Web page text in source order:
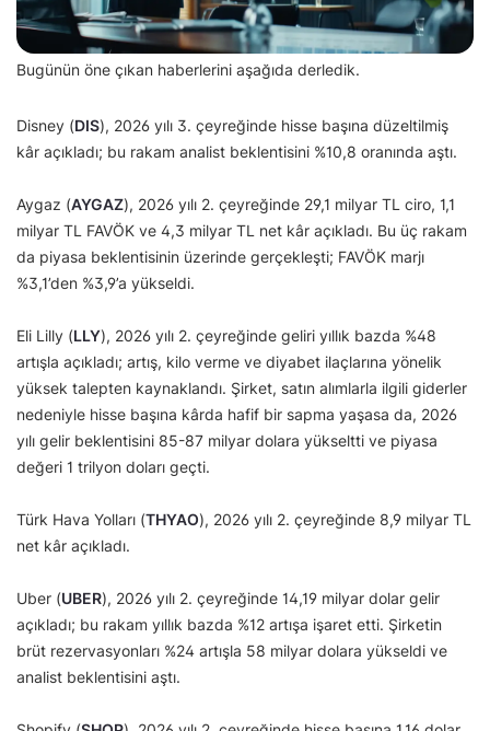
Bugünün öne çıkan haberlerini aşağıda derledik.
Disney (DIS), 2026 yılı 3. çeyreğinde hisse başına düzeltilmiş
kâr açıkladı; bu rakam analist beklentisini %10,8 oranında aştı.
Aygaz (AYGAZ), 2026 yılı 2. çeyreğinde 29,1 milyar TL ciro, 1,1
milyar TL FAVÖK ve 4,3 milyar TL net kâr açıkladı. Bu üç rakam
da piyasa beklentisinin üzerinde gerçekleşti; FAVÖK marjı
%3,1’den %3,9’a yükseldi.
Eli Lilly (LLY), 2026 yılı 2. çeyreğinde geliri yıllık bazda %48
artışla açıkladı; artış, kilo verme ve diyabet ilaçlarına yönelik
yüksek talepten kaynaklandı. Şirket, satın alımlarla ilgili giderler
nedeniyle hisse başına kârda hafif bir sapma yaşasa da, 2026
yılı gelir beklentisini 85-87 milyar dolara yükseltti ve piyasa
değeri 1 trilyon doları geçti.
Türk Hava Yolları (THYAO), 2026 yılı 2. çeyreğinde 8,9 milyar TL
net kâr açıkladı.
Uber (UBER), 2026 yılı 2. çeyreğinde 14,19 milyar dolar gelir
açıkladı; bu rakam yıllık bazda %12 artışa işaret etti. Şirketin
brüt rezervasyonları %24 artışla 58 milyar dolara yükseldi ve
analist beklentisini aştı.